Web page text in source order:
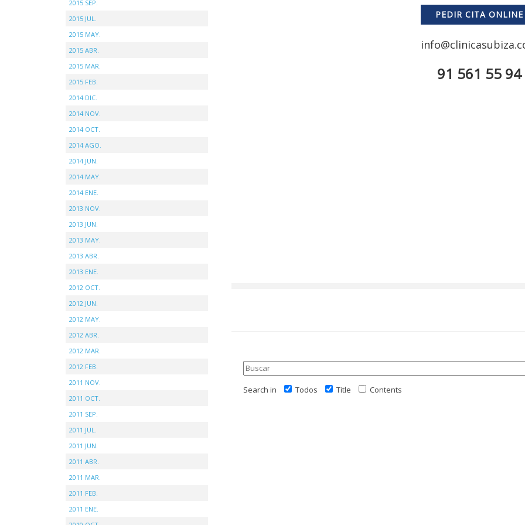
PEDIR CITA ONLINE
91 561 55 94
Search in Todos Title Contents
2015 SEP.
2015 JUL.
2015 MAY.
2015 ABR.
2015 MAR.
2015 FEB.
2014 DIC.
2014 NOV.
2014 OCT.
2014 AGO.
2014 JUN.
2014 MAY.
2014 ENE.
2013 NOV.
2013 JUN.
2013 MAY.
2013 ABR.
2013 ENE.
2012 OCT.
2012 JUN.
2012 MAY.
2012 ABR.
2012 MAR.
2012 FEB.
2011 NOV.
2011 OCT.
2011 SEP.
2011 JUL.
2011 JUN.
2011 ABR.
2011 MAR.
2011 FEB.
2011 ENE.